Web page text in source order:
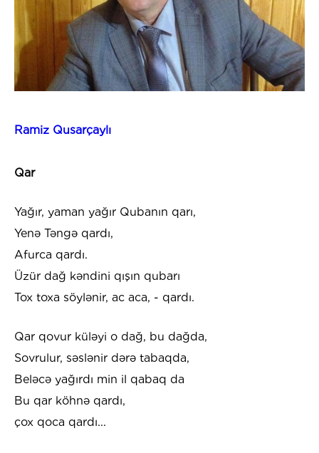
Ramiz Qusarçaylı
Qar
Yağır, yaman yağır Qubanın qarı,
Yenə Təngə qardı,
Afurca qardı.
Üzür dağ kəndini qışın qubarı
Tox toxa söylənir, ac aca, - qardı.
Qar qovur küləyi o dağ, bu dağda,
Sovrulur, səslənir dərə tabaqda,
Beləcə yağırdı min il qabaq da
Bu qar köhnə qardı,
çox qoca qardı...